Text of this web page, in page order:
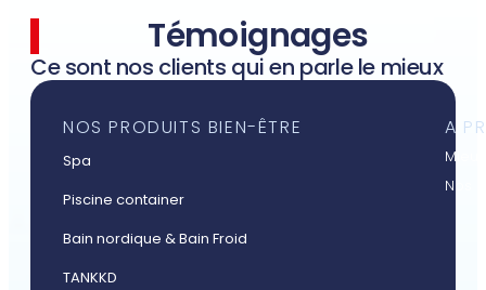
Témoignages
Ce sont nos clients qui en parle le mieux
NOS PRODUITS BIEN-ÊTRE
Spa
Piscine container
Bain nordique & Bain Froid
TANKKD
A
Nos